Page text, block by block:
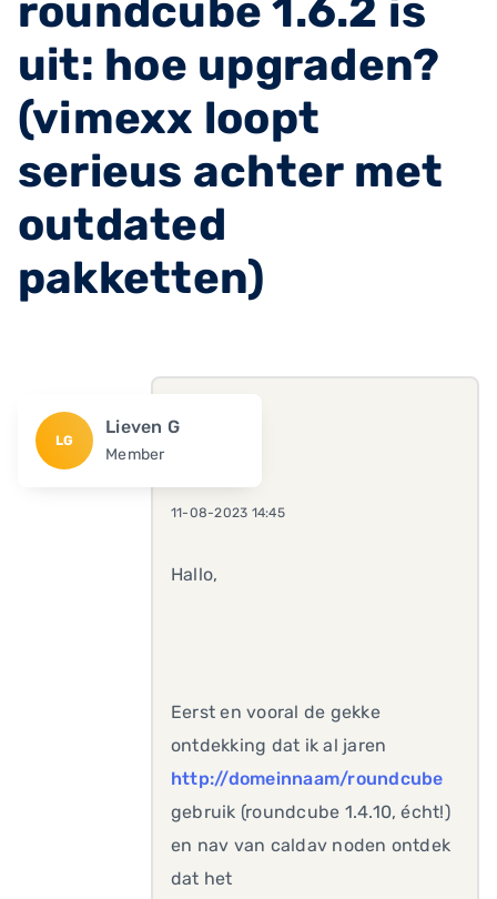
roundcube 1.6.2 is
uit: hoe upgraden?
(vimexx loopt
serieus achter met
outdated
pakketten)
LG
Lieven G
Member
11-08-2023 14:45
Hallo,
Eerst en vooral de gekke
ontdekking dat ik al jaren
http://domeinnaam/roundcube
gebruik (roundcube 1.4.10, écht!)
en nav van caldav noden ontdek
dat het